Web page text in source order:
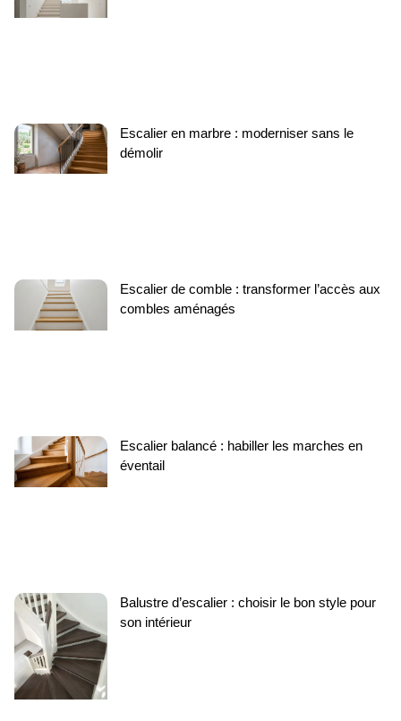
Escalier en marbre : moderniser sans le
démolir
Escalier de comble : transformer l’accès aux
combles aménagés
Escalier balancé : habiller les marches en
éventail
Balustre d’escalier : choisir le bon style pour
son intérieur